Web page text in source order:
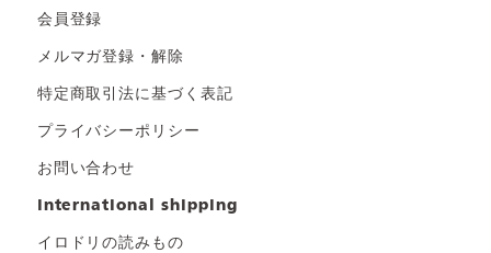
会員登録
メルマガ登録・解除
特定商取引法に基づく表記
プライバシーポリシー
お問い合わせ
international shipping
イロドリの読みもの